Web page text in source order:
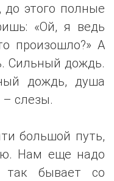
этого полные
«Ой, я ведь
произошло?» А
Сильный дождь.
дождь, душа
слезы.
большой путь,
Нам еще надо
так бывает со